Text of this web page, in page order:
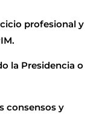
profesional y
la Presidencia o
consensos y